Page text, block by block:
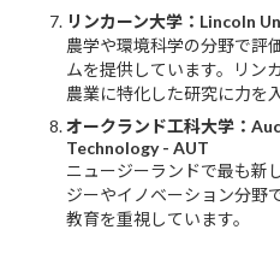
リンカーン大学：Lincoln
農学や環境科学の分野で評
ムを提供しています。リン
農業に特化した研究に力を
オークランド工科大学：
Technology - AUT
ニュージーランドで最も新
ジーやイノベーション分野
教育を重視しています。